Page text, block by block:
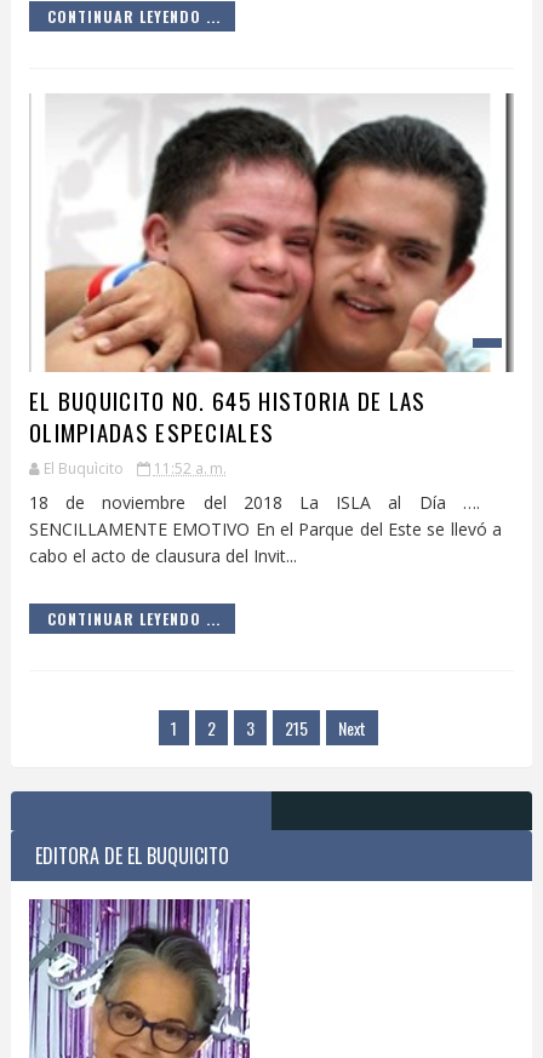
CONTINUAR LEYENDO ...
EL BUQUICITO NO. 645 HISTORIA DE LAS
OLIMPIADAS ESPECIALES
El Buquìcito 11:52 a. m.
18 de noviembre del 2018 La ISLA al Día ….
SENCILLAMENTE EMOTIVO En el Parque del Este se llevó a
cabo el acto de clausura del Invit...
CONTINUAR LEYENDO ...
1 2 3 215 Next
EDITORA DE EL BUQUICITO